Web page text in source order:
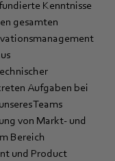
Kenntnisse
gesamten
Aufgaben bei
Teams
von Markt- und
Bereich
und Product